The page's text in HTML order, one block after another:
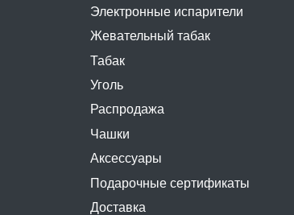
Электронные испарители
Жевательный табак
Табак
Уголь
Распродажа
Чашки
Аксессуары
Подарочные сертификаты
Доставка